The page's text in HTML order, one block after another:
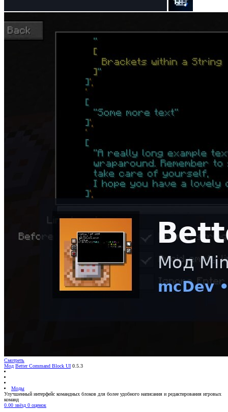
Смотреть
Мод Better Command Block UI 0.5.3
Моды
Улучшенный интерфейс командных блоков для более удобного написания и редактирования игровых
команд
0.00 звёзд 0 оценок